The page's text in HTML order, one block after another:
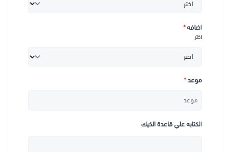
اضافه*
اختر
موعد*
الكتابه علي قاعدة الكيك